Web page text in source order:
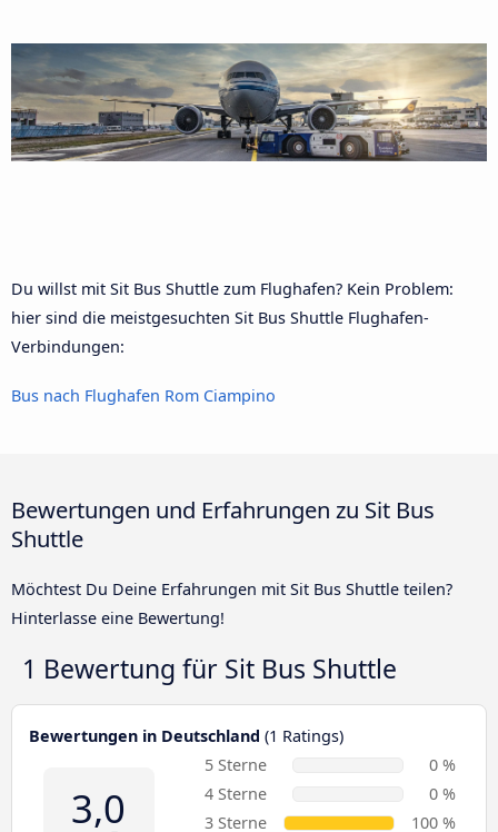
Du willst mit Sit Bus Shuttle zum Flughafen? Kein Problem:
hier sind die meistgesuchten Sit Bus Shuttle Flughafen-
Verbindungen:
Bus nach Flughafen Rom Ciampino
Bewertungen und Erfahrungen zu Sit Bus
Shuttle
Möchtest Du Deine Erfahrungen mit Sit Bus Shuttle teilen?
Hinterlasse eine Bewertung!
1 Bewertung für Sit Bus Shuttle
Bewertungen in Deutschland (1 Ratings)
3,0
5 Sterne
0 %
4 Sterne
0 %
3 Sterne
100 %